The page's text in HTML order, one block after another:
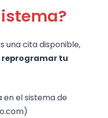
una cita disponible,
reprogramar tu
en el sistema de